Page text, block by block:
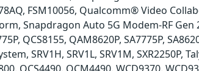
FSM10056, Qualcomm® Video
Snapdragon Auto 5G Modem-RF Gen
QCS8155, QAM8620P, SA7775P,
SRV1H, SRV1L, SRV1M, SXR2250P,
QCS4490, QCM4490, WCD9370,